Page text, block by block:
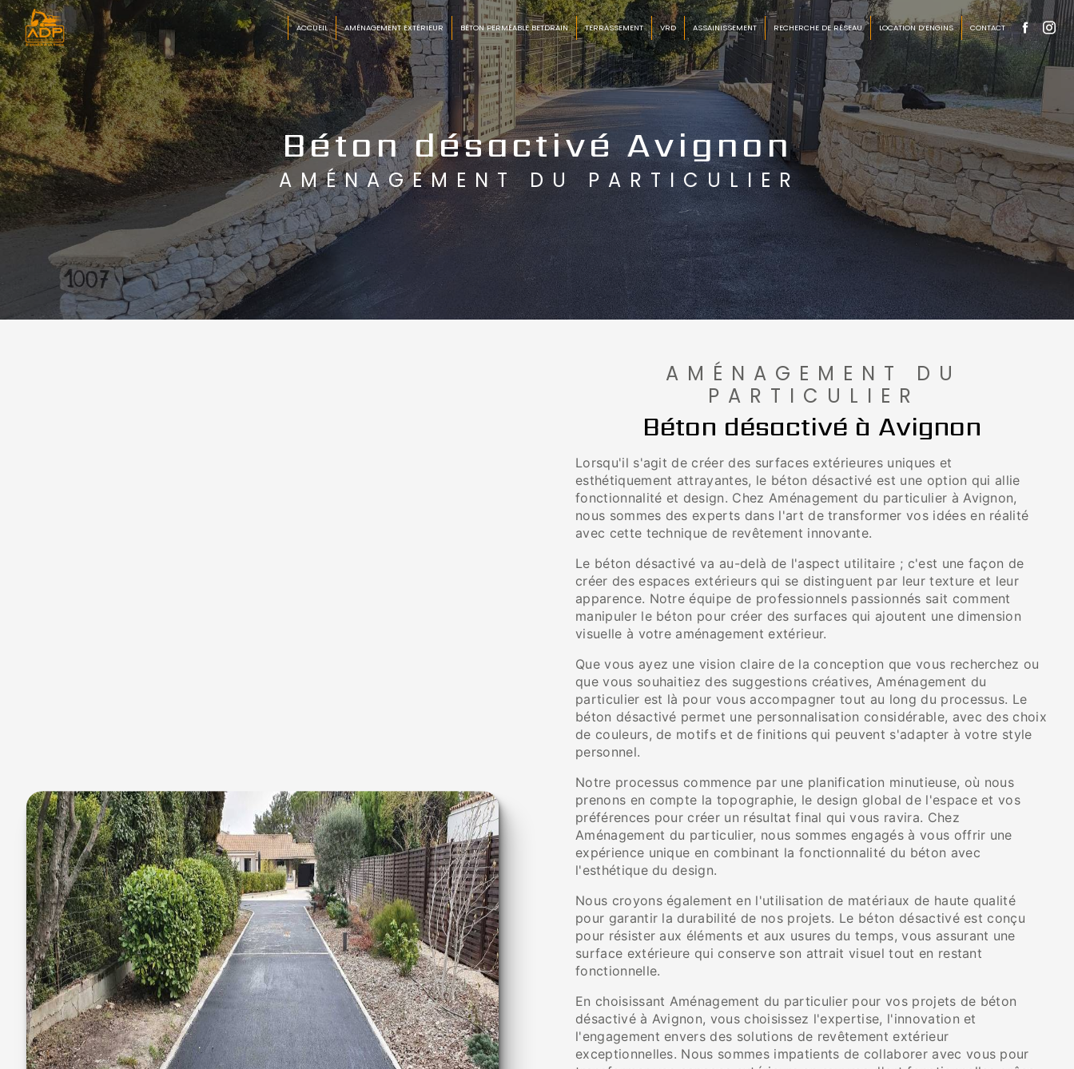
ACCUEIL AMÉNAGEMENT EXTÉRIEUR BÉTON PERMÉABLE BETDRAIN TERRASSEMENT VRD ASSAINISSEMENT RECHERCHE DE RÉSEAU LOCATION D’ENGINS CONTACT
Béton désactivé Avignon
AMÉNAGEMENT DU PARTICULIER
AMÉNAGEMENT DU
PARTICULIER
Béton désactivé à Avignon
Lorsqu'il s'agit de créer des surfaces extérieures uniques et
esthétiquement attrayantes, le béton désactivé est une option qui allie
fonctionnalité et design. Chez Aménagement du particulier à Avignon,
nous sommes des experts dans l'art de transformer vos idées en réalité
avec cette technique de revêtement innovante.
Le béton désactivé va au-delà de l'aspect utilitaire ; c'est une façon de
créer des espaces extérieurs qui se distinguent par leur texture et leur
apparence. Notre équipe de professionnels passionnés sait comment
manipuler le béton pour créer des surfaces qui ajoutent une dimension
visuelle à votre aménagement extérieur.
Que vous ayez une vision claire de la conception que vous recherchez ou
que vous souhaitiez des suggestions créatives, Aménagement du
particulier est là pour vous accompagner tout au long du processus. Le
béton désactivé permet une personnalisation considérable, avec des choix
de couleurs, de motifs et de finitions qui peuvent s'adapter à votre style
personnel.
Notre processus commence par une planification minutieuse, où nous
prenons en compte la topographie, le design global de l'espace et vos
préférences pour créer un résultat final qui vous ravira. Chez
Aménagement du particulier, nous sommes engagés à vous offrir une
expérience unique en combinant la fonctionnalité du béton avec
l'esthétique du design.
Nous croyons également en l'utilisation de matériaux de haute qualité
pour garantir la durabilité de nos projets. Le béton désactivé est conçu
pour résister aux éléments et aux usures du temps, vous assurant une
surface extérieure qui conserve son attrait visuel tout en restant
fonctionnelle.
En choisissant Aménagement du particulier pour vos projets de béton
désactivé à Avignon, vous choisissez l'expertise, l'innovation et
l'engagement envers des solutions de revêtement extérieur
exceptionnelles. Nous sommes impatients de collaborer avec vous pour
Panneau de gestion des cookies